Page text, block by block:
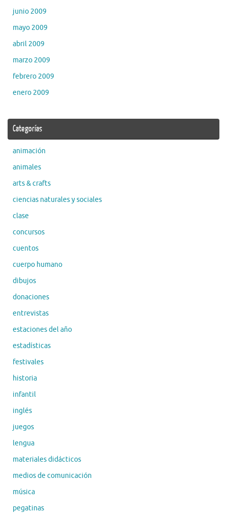
junio 2009
mayo 2009
abril 2009
marzo 2009
febrero 2009
enero 2009
Categorías
animación
animales
arts & crafts
ciencias naturales y sociales
clase
concursos
cuentos
cuerpo humano
dibujos
donaciones
entrevistas
estaciones del año
estadísticas
festivales
historia
infantil
inglés
juegos
lengua
materiales didácticos
medios de comunicación
música
pegatinas